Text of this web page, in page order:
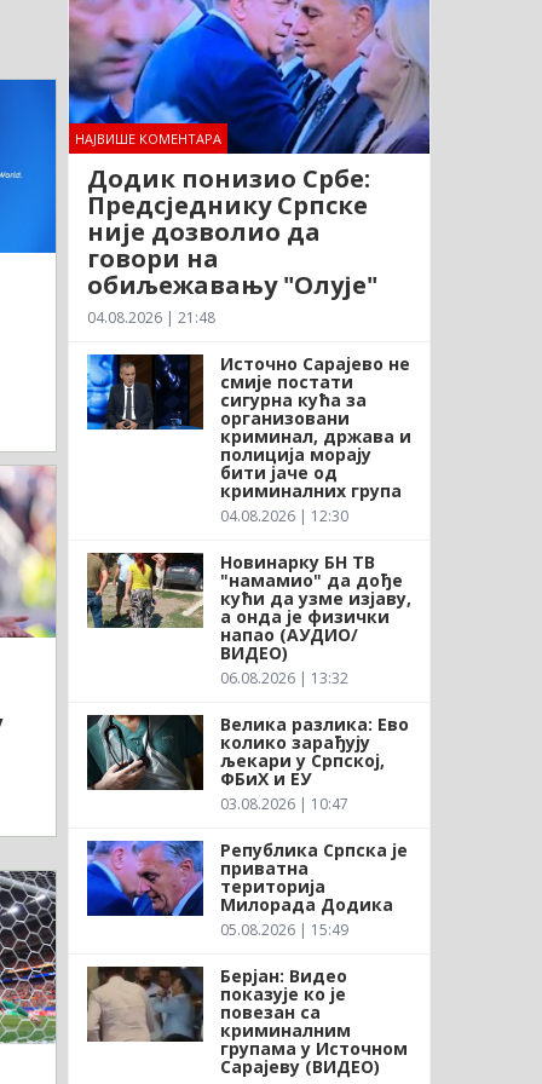
НАЈВИШЕ КОМЕНТАРА
Додик понизио Србе:
Предсједнику Српске
није дозволио да
говори на
обиљежавању "Олује"
04.08.2026 | 21:48
Источно Сарајево не
смије постати
сигурна кућа за
организовани
криминал, држава и
полиција морају
бити јаче од
криминалних група
04.08.2026 | 12:30
Новинарку БН ТВ
"намамио" да дође
кући да узме изјаву,
а онда је физички
напао (АУДИО/
ВИДЕО)
06.08.2026 | 13:32
Велика разлика: Ево
колико зарађују
љекари у Српској,
ФБиХ и ЕУ
03.08.2026 | 10:47
Република Српска је
приватна
територија
Милорада Додика
05.08.2026 | 15:49
Берјан: Видео
показује ко је
повезан са
криминалним
групама у Источном
Сарајеву (ВИДЕО)